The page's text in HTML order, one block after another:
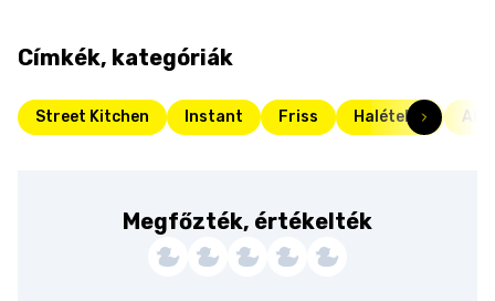
Címkék, kategóriák
Street Kitchen Instant Friss Halételek Air
Megfőzték, értékelték